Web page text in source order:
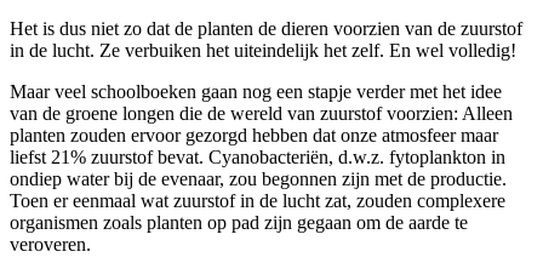
Het is dus niet zo dat de planten de dieren voorzien van de zuurstof
in de lucht. Ze verbuiken het uiteindelijk het zelf. En wel volledig!
Maar veel schoolboeken gaan nog een stapje verder met het idee
van de groene longen die de wereld van zuurstof voorzien: Alleen
planten zouden ervoor gezorgd hebben dat onze atmosfeer maar
liefst 21% zuurstof bevat. Cyanobacteriën, d.w.z. fytoplankton in
ondiep water bij de evenaar, zou begonnen zijn met de productie.
Toen er eenmaal wat zuurstof in de lucht zat, zouden complexere
organismen zoals planten op pad zijn gegaan om de aarde te
veroveren.